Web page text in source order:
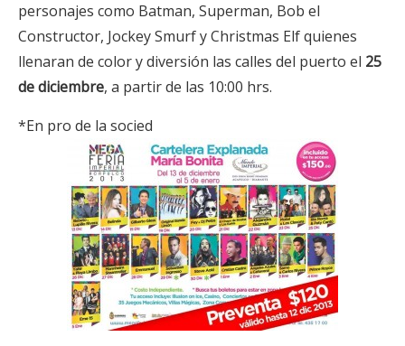
personajes como Batman, Superman, Bob el
Constructor, Jockey Smurf y Christmas Elf quienes
llenaran de color y diversión las calles del puerto el 25
de diciembre, a partir de las 10:00 hrs.
*En pro de la socied